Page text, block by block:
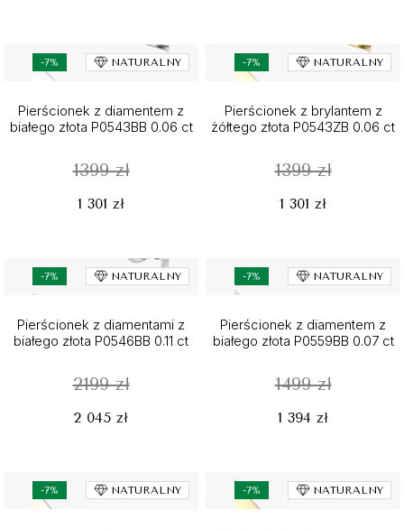
-7% NATURALNY
Pierścionek z diamentem z
białego złota P0543BB 0.06 ct
1399 zł
1 301 zł
-7% NATURALNY
Pierścionek z brylantem z
żółtego złota P0543ZB 0.06 ct
1399 zł
1 301 zł
-7% NATURALNY
Pierścionek z diamentami z
białego złota P0546BB 0.11 ct
2199 zł
2 045 zł
-7% NATURALNY
Pierścionek z diamentem z
białego złota P0559BB 0.07 ct
1499 zł
1 394 zł
-7% NATURALNY -7% NATURALNY